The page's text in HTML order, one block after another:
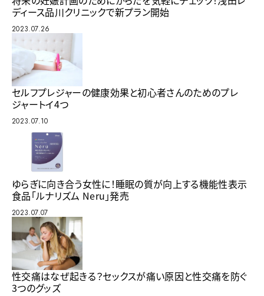
ディース品川クリニックで新プラン開始
2023.07.26
セルフプレジャーの健康効果と初心者さんのためのプレ
ジャートイ4つ
2023.07.10
ゆらぎに向き合う女性に！睡眠の質が向上する機能性表示
食品「ルナリズム Neru」発売
2023.07.07
性交痛はなぜ起きる？セックスが痛い原因と性交痛を防ぐ
3つのグッズ